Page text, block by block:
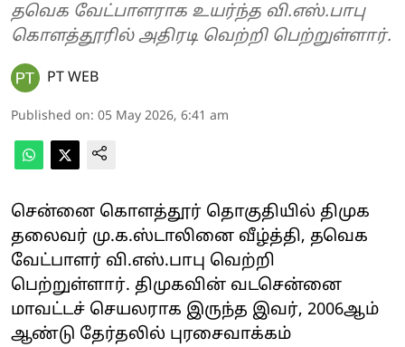
தவெக வேட்பாளராக உயர்ந்த வி.எஸ்.பாபு
கொளத்தூரில் அதிரடி வெற்றி பெற்றுள்ளார்.
PT WEB
Published on: 05 May 2026, 6:41 am
சென்னை கொளத்தூர் தொகுதியில் திமுக
தலைவர் மு.க.ஸ்டாலினை வீழ்த்தி, தவெக
வேட்பாளர் வி.எஸ்.பாபு வெற்றி
பெற்றுள்ளார். திமுகவின் வடசென்னை
மாவட்டச் செயலராக இருந்த இவர், 2006ஆம்
ஆண்டு தேர்தலில் புரசைவாக்கம்